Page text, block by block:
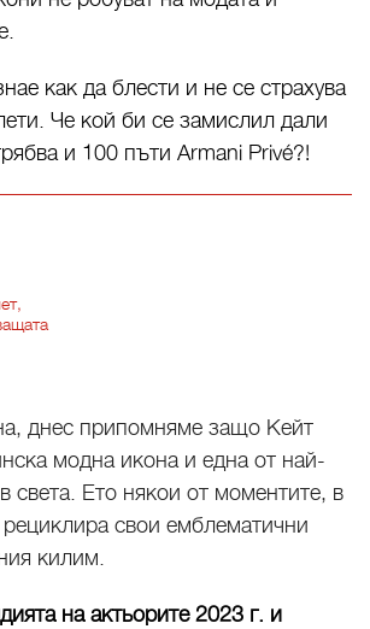
как да блести и не се страхува
Че кой би се замислил дали
и 100 пъти Armani Privé?!
днес припомняме защо Кейт
модна икона и една от най-
света. Ето някои от моментите, в
рециклира свои емблематични
килим.
на актьорите 2023 г. и